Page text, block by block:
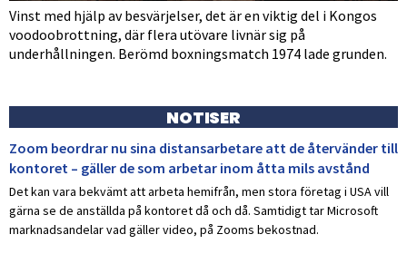
Vinst med hjälp av besvärjelser, det är en viktig del i Kongos
voodoobrottning, där flera utövare livnär sig på
underhållningen. Berömd boxningsmatch 1974 lade grunden.
NOTISER
Zoom beordrar nu sina distansarbetare att de återvänder till
kontoret – gäller de som arbetar inom åtta mils avstånd
Det kan vara bekvämt att arbeta hemifrån, men stora företag i USA vill
gärna se de anställda på kontoret då och då. Samtidigt tar Microsoft
marknadsandelar vad gäller video, på Zooms bekostnad.